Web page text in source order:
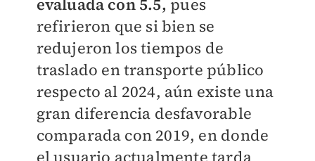
evaluada con 5.5, pues
refirieron que si bien se
redujeron los tiempos de
traslado en transporte público
respecto al 2024, aún existe una
gran diferencia desfavorable
comparada con 2019, en donde
el usuario actualmente tarda